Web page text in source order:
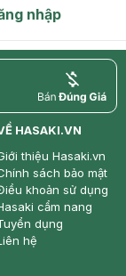
nhập
price
HASAKI.VN
thiệu Hasaki.vn
sách bảo mật
khoản sử dụng
cẩm nang
dụng
hệ